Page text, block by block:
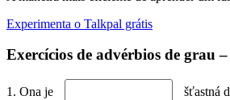
Experimenta o Talkpal grátis
Exercícios de advérbios de grau
1. Ona je
šťastná